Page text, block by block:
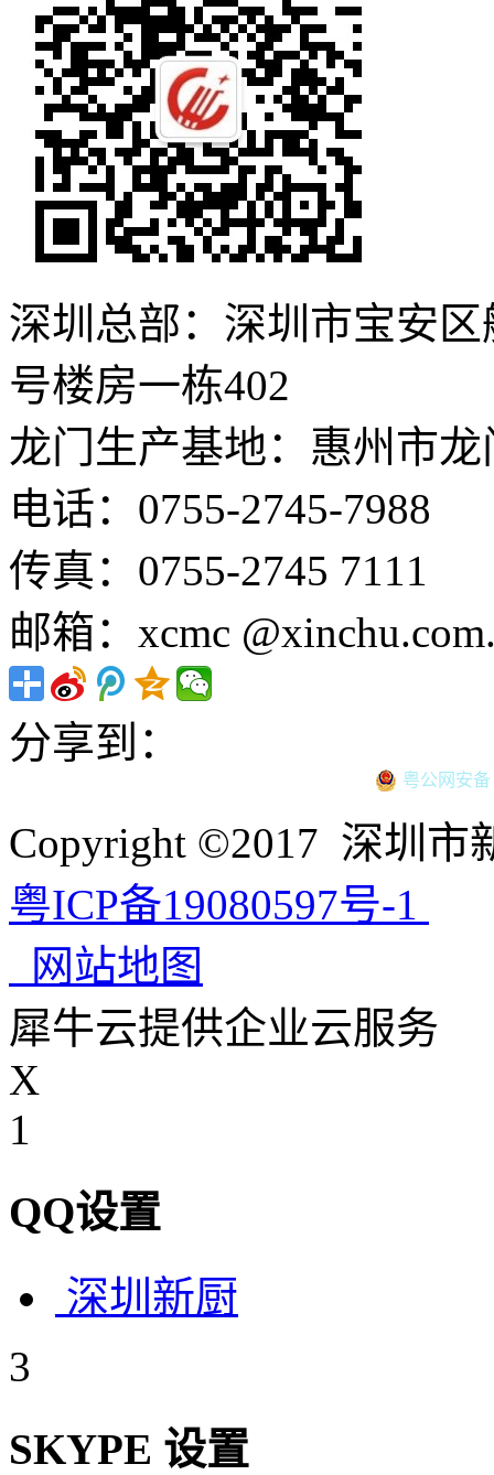
深圳总部：深圳市宝安
号楼房一栋402
龙门生产基地：惠州市
电话：0755-2745-7988
传真：0755-2745 7111
邮箱：xcmc
分享到：
粤公网安备
Copyright ©2017 深圳市
粤ICP备19080597号-1
网站地图
犀牛云提供企业云服务
X
1
QQ设置
深圳新厨
3
SKYPE 设置